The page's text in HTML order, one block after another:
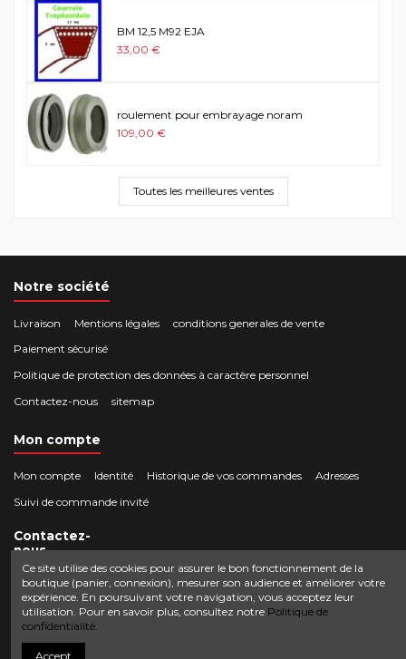
BM 12,5 M92 EJA
33,00 €
roulement pour embrayage noram
109,00 €
Toutes les meilleures ventes
Notre société
Livraison Mentions légales
conditions generales de vente
Paiement sécurisé
Politique de protection des données à caractère personnel
Contactez-nous
sitemap
Mon compte
Mon compte Identité Historique de vos commandes
Adresses
Suivi de commande invité
Contactez-
nous
Crocbois-motoculture.com
50 route de Villefort 48800 Pied-de-Borne
0624436257
contact@crocbois-motoculture.com
Ce site utilise des cookies pour assurer le bon fonctionnement de la
boutique (panier, connexion), mesurer son audience et améliorer votre
expérience. En poursuivant votre navigation, vous acceptez leur
utilisation. Pour en savoir plus, consultez notre Politique de
confidentialité.
Accept